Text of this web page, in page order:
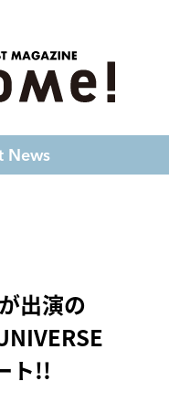
News
出演の
ト!!